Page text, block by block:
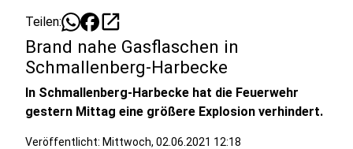
Teilen: open_in_new
Brand nahe Gasflaschen in
Schmallenberg-Harbecke
In Schmallenberg-Harbecke hat die Feuerwehr
gestern Mittag eine größere Explosion verhindert.
Veröffentlicht: Mittwoch, 02.06.2021 12:18